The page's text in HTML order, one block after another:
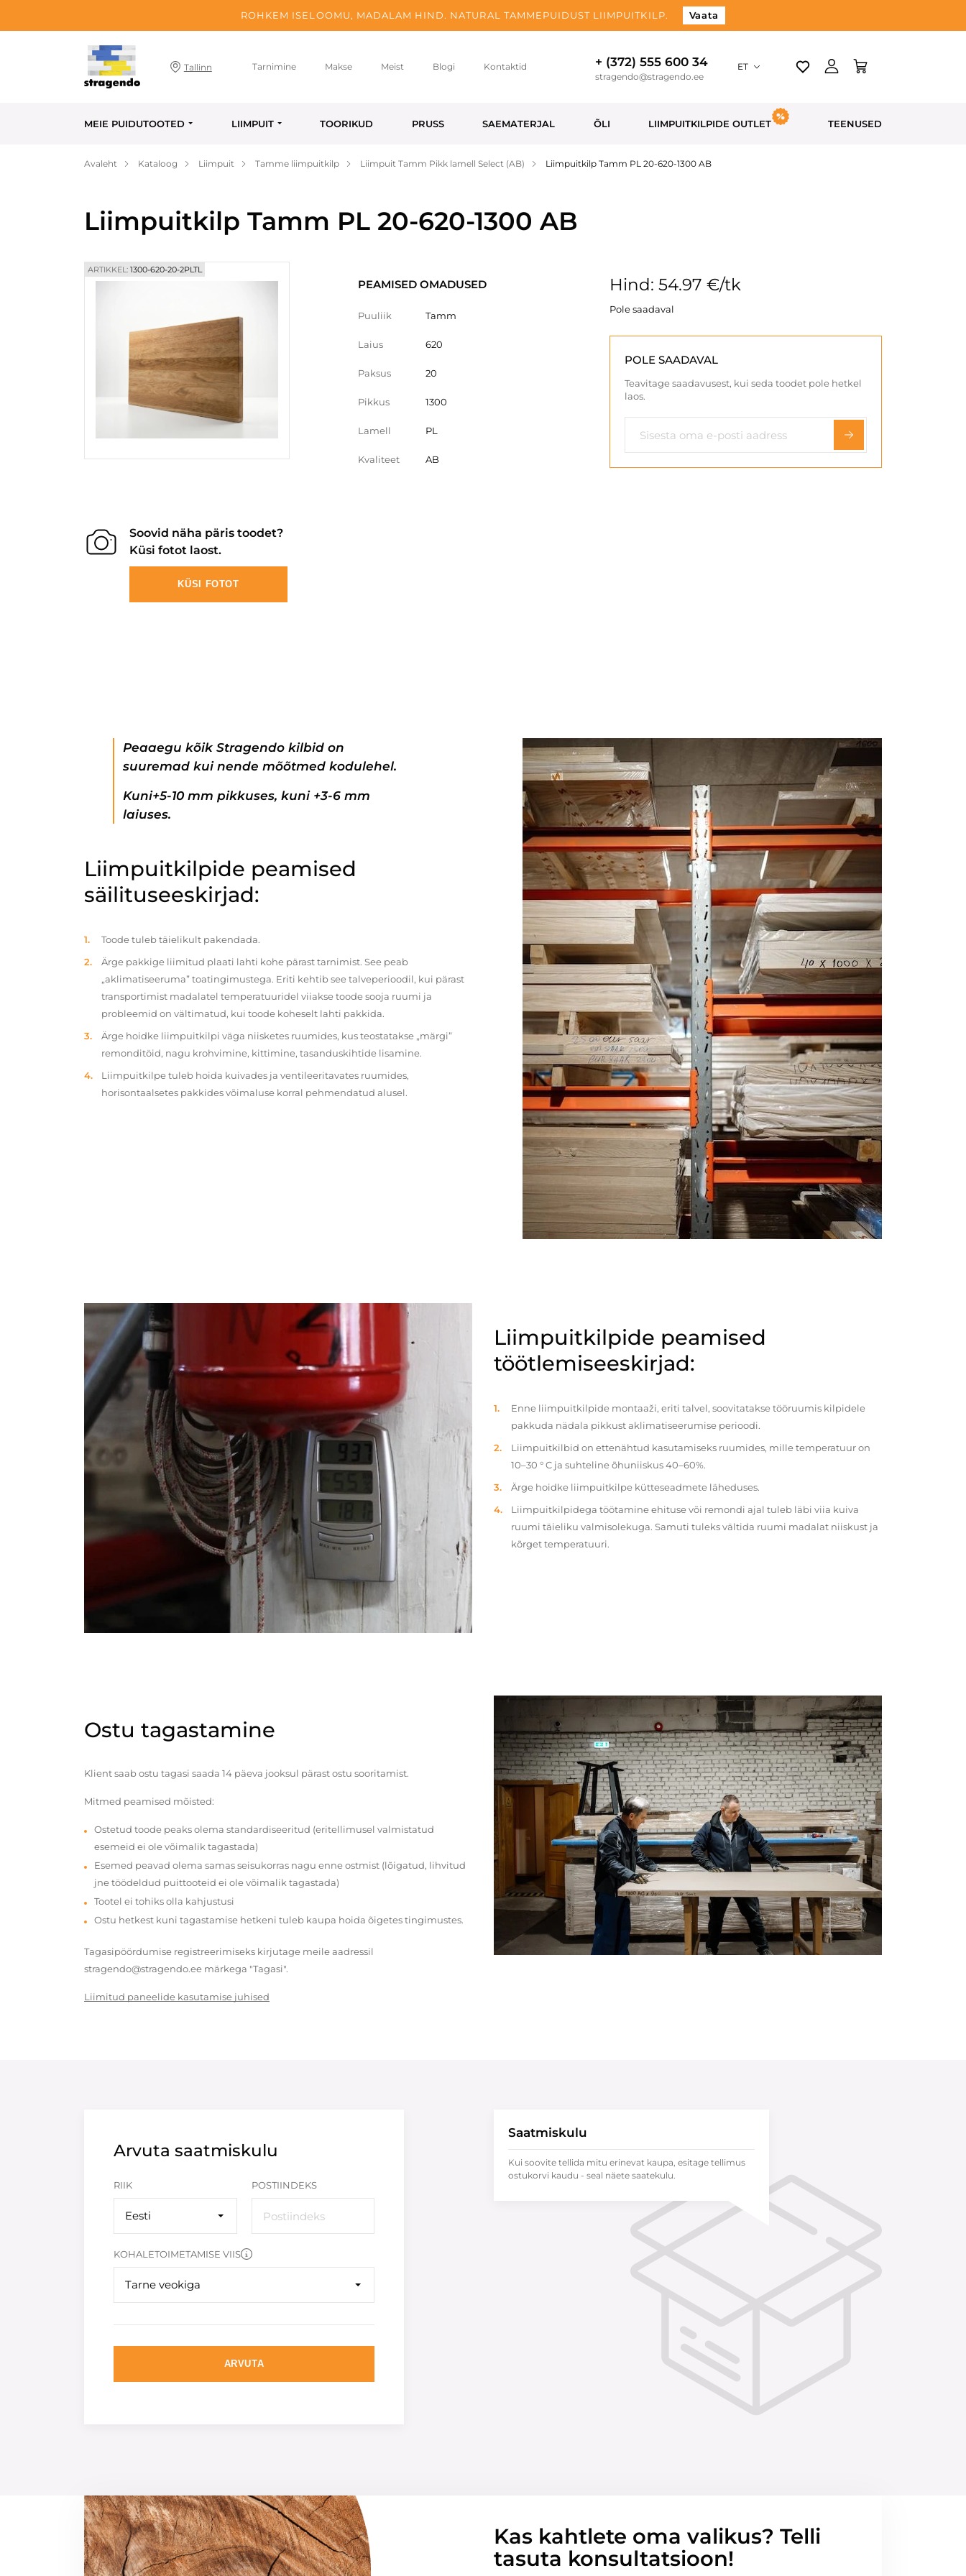
ROHKEM ISELOOMU, MADALAM HIND. NATURAL TAMMEPUIDUST LIIMPUITKILP. Vaata
Tallinn Tarnimine Makse Meist Blogi Kontaktid + (372) 555 600 34
stragendo@stragendo.ee
ET
MEIE PUIDUTOOTED LIIMPUIT TOORIKUD PRUSS SAEMATERJAL ÕLI LIIMPUITKILPIDE OUTLET TEENUSED
Avaleht Kataloog Liimpuit Tamme liimpuitkilp Liimpuit Tamm Pikk lamell Select (AB) Liimpuitkilp Tamm PL 20-620-1300 AB
Liimpuitkilp Tamm PL 20-620-1300 AB
ARTIKKEL: 1300-620-20-2PLTL
PEAMISED OMADUSED
Puuliik Tamm
Laius 620
Paksus 20
Pikkus 1300
Lamell PL
Kvaliteet AB
Hind: 54.97 €/tk
Pole saadaval
POLE SAADAVAL
Teavitage saadavusest, kui seda toodet pole hetkel
laos.
Soovid näha päris toodet?
Küsi fotot laost.
KÜSI FOTOT
Peaaegu kõik Stragendo kilbid on
suuremad kui nende mõõtmed kodulehel.
Kuni+5-10 mm pikkuses, kuni +3-6 mm
laiuses.
Liimpuitkilpide peamised
säilituseeskirjad:
Toode tuleb täielikult pakendada.
Ärge pakkige liimitud plaati lahti kohe pärast tarnimist. See peab
„aklimatiseeruma” toatingimustega. Eriti kehtib see talveperioodil, kui pärast
transportimist madalatel temperatuuridel viiakse toode sooja ruumi ja
probleemid on vältimatud, kui toode koheselt lahti pakkida.
Ärge hoidke liimpuitkilpi väga niisketes ruumides, kus teostatakse „märgi”
remonditöid, nagu krohvimine, kittimine, tasanduskihtide lisamine.
Liimpuitkilpe tuleb hoida kuivades ja ventileeritavates ruumides,
horisontaalsetes pakkides võimaluse korral pehmendatud alusel.
Liimpuitkilpide peamised
töötlemiseeskirjad:
Enne liimpuitkilpide montaaži, eriti talvel, soovitatakse tööruumis kilpidele
pakkuda nädala pikkust aklimatiseerumise perioodi.
Liimpuitkilbid on ettenähtud kasutamiseks ruumides, mille temperatuur on
10–30 ° C ja suhteline õhuniiskus 40–60%.
Ärge hoidke liimpuitkilpe kütteseadmete läheduses.
Liimpuitkilpidega töötamine ehituse või remondi ajal tuleb läbi viia kuiva
ruumi täieliku valmisolekuga. Samuti tuleks vältida ruumi madalat niiskust ja
kõrget temperatuuri.
Ostu tagastamine
Klient saab ostu tagasi saada 14 päeva jooksul pärast ostu sooritamist.
Mitmed peamised mõisted:
Ostetud toode peaks olema standardiseeritud (eritellimusel valmistatud
esemeid ei ole võimalik tagastada)
Esemed peavad olema samas seisukorras nagu enne ostmist (lõigatud, lihvitud
jne töödeldud puittooteid ei ole võimalik tagastada)
Tootel ei tohiks olla kahjustusi
Ostu hetkest kuni tagastamise hetkeni tuleb kaupa hoida õigetes tingimustes.
Tagasipöördumise registreerimiseks kirjutage meile aadressil
stragendo@stragendo.ee märkega "Tagasi".
Liimitud paneelide kasutamise juhised
Arvuta saatmiskulu
RIIK
Eesti
POSTIINDEKS
KOHALETOIMETAMISE VIIS
Tarne veokiga
ARVUTA
Saatmiskulu
Kui soovite tellida mitu erinevat kaupa, esitage tellimus
ostukorvi kaudu - seal näete saatekulu.
Kas kahtlete oma valikus? Telli
tasuta konsultatsioon!